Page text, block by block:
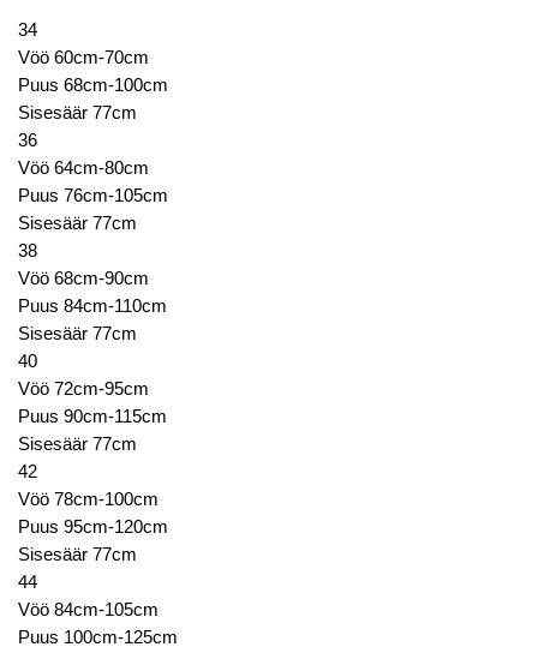
34
Vöö 60cm-70cm
Puus 68cm-100cm
Sisesäär 77cm
36
Vöö 64cm-80cm
Puus 76cm-105cm
Sisesäär 77cm
38
Vöö 68cm-90cm
Puus 84cm-110cm
Sisesäär 77cm
40
Vöö 72cm-95cm
Puus 90cm-115cm
Sisesäär 77cm
42
Vöö 78cm-100cm
Puus 95cm-120cm
Sisesäär 77cm
44
Vöö 84cm-105cm
Puus 100cm-125cm